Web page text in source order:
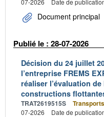
Document principal
Publié le : 28-07-2026
Décision du 24 juillet
l’entreprise FREMS
réaliser l’évaluation
constructions
TRAT2619515S Transports
07-2026
Date de